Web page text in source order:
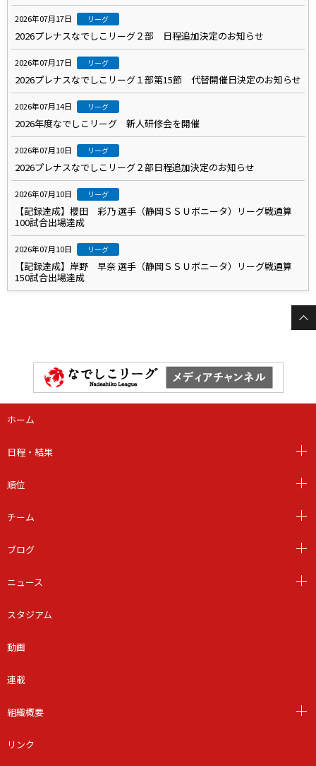
2026年07月17日 リーグ
2026プレナスなでしこリーグ２部 日程追加決定のお知らせ
2026年07月17日 リーグ
2026プレナスなでしこリーグ１部第15節 代替開催日決定のお知らせ
2026年07月14日 リーグ
2026年度なでしこリーグ 新人研修会を開催
2026年07月10日 リーグ
2026プレナスなでしこリーグ２部日程追加決定のお知らせ
2026年07月10日 リーグ
【記録達成】櫻田 彩乃 選手（静岡ＳＳＵボニータ）リーグ戦通算
100試合出場達成
2026年07月10日 リーグ
【記録達成】岸野 早奈 選手（静岡ＳＳＵボニータ）リーグ戦通算
150試合出場達成
ホーム
日程・結果
順位
チーム
ブログ
ニュース
スタジアム
動画
連載
組織概要
リンク